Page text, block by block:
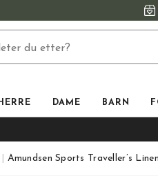
DAME BARN
Amundsen Sports Traveller’s